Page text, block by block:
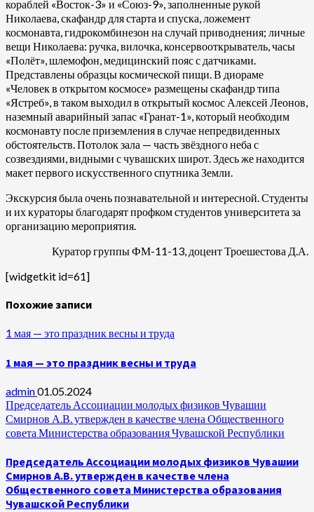
кораблей «Восток-3» и «Союз-9», заполненные рукой
Николаева, скафандр для старта и спуска, ложемент
космонавта, гидрокомбинезон на случай приводнения; личные
вещи Николаева: ручка, вилочка, консервооткрыватель, часы
«Полёт», шлемофон, медицинский пояс с датчиками.
Представлены образцы космической пищи. В диораме
«Человек в открытом космосе» размещены скафандр типа
«Ястреб», в таком выходил в открытый космос Алексей Леонов,
наземный аварийный запас «Гранат-1», который необходим
космонавту после приземления в случае непредвиденных
обстоятельств. Потолок зала — часть звёздного неба с
созвездиями, видными с чувашских широт. Здесь же находится
макет первого искусственного спутника Земли.
Экскурсия была очень познавательной и интересной. Студенты
и их кураторы благодарят профком студентов университета за
организацию мероприятия.
Куратор группы ФМ-11-13, доцент Троешестова Д.А.
[widgetkit id=61]
Похожие записи
1 мая — это праздник весны и труда
1 мая — это праздник весны и труда
admin01.05.2024
Председатель Ассоциации молодых физиков Чувашии
Смирнов А.В. утвержден в качестве члена Общественного
совета Министерства образования Чувашской Республики
Председатель Ассоциации молодых физиков Чувашии
Смирнов А.В. утвержден в качестве члена
Общественного совета Министерства образования
Чувашской Республики